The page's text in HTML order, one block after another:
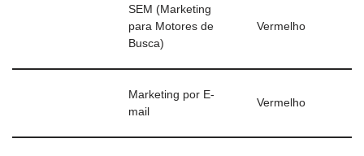
SEM (Marketing
para Motores de
Busca)
Vermelho
Marketing por E-
mail
Vermelho